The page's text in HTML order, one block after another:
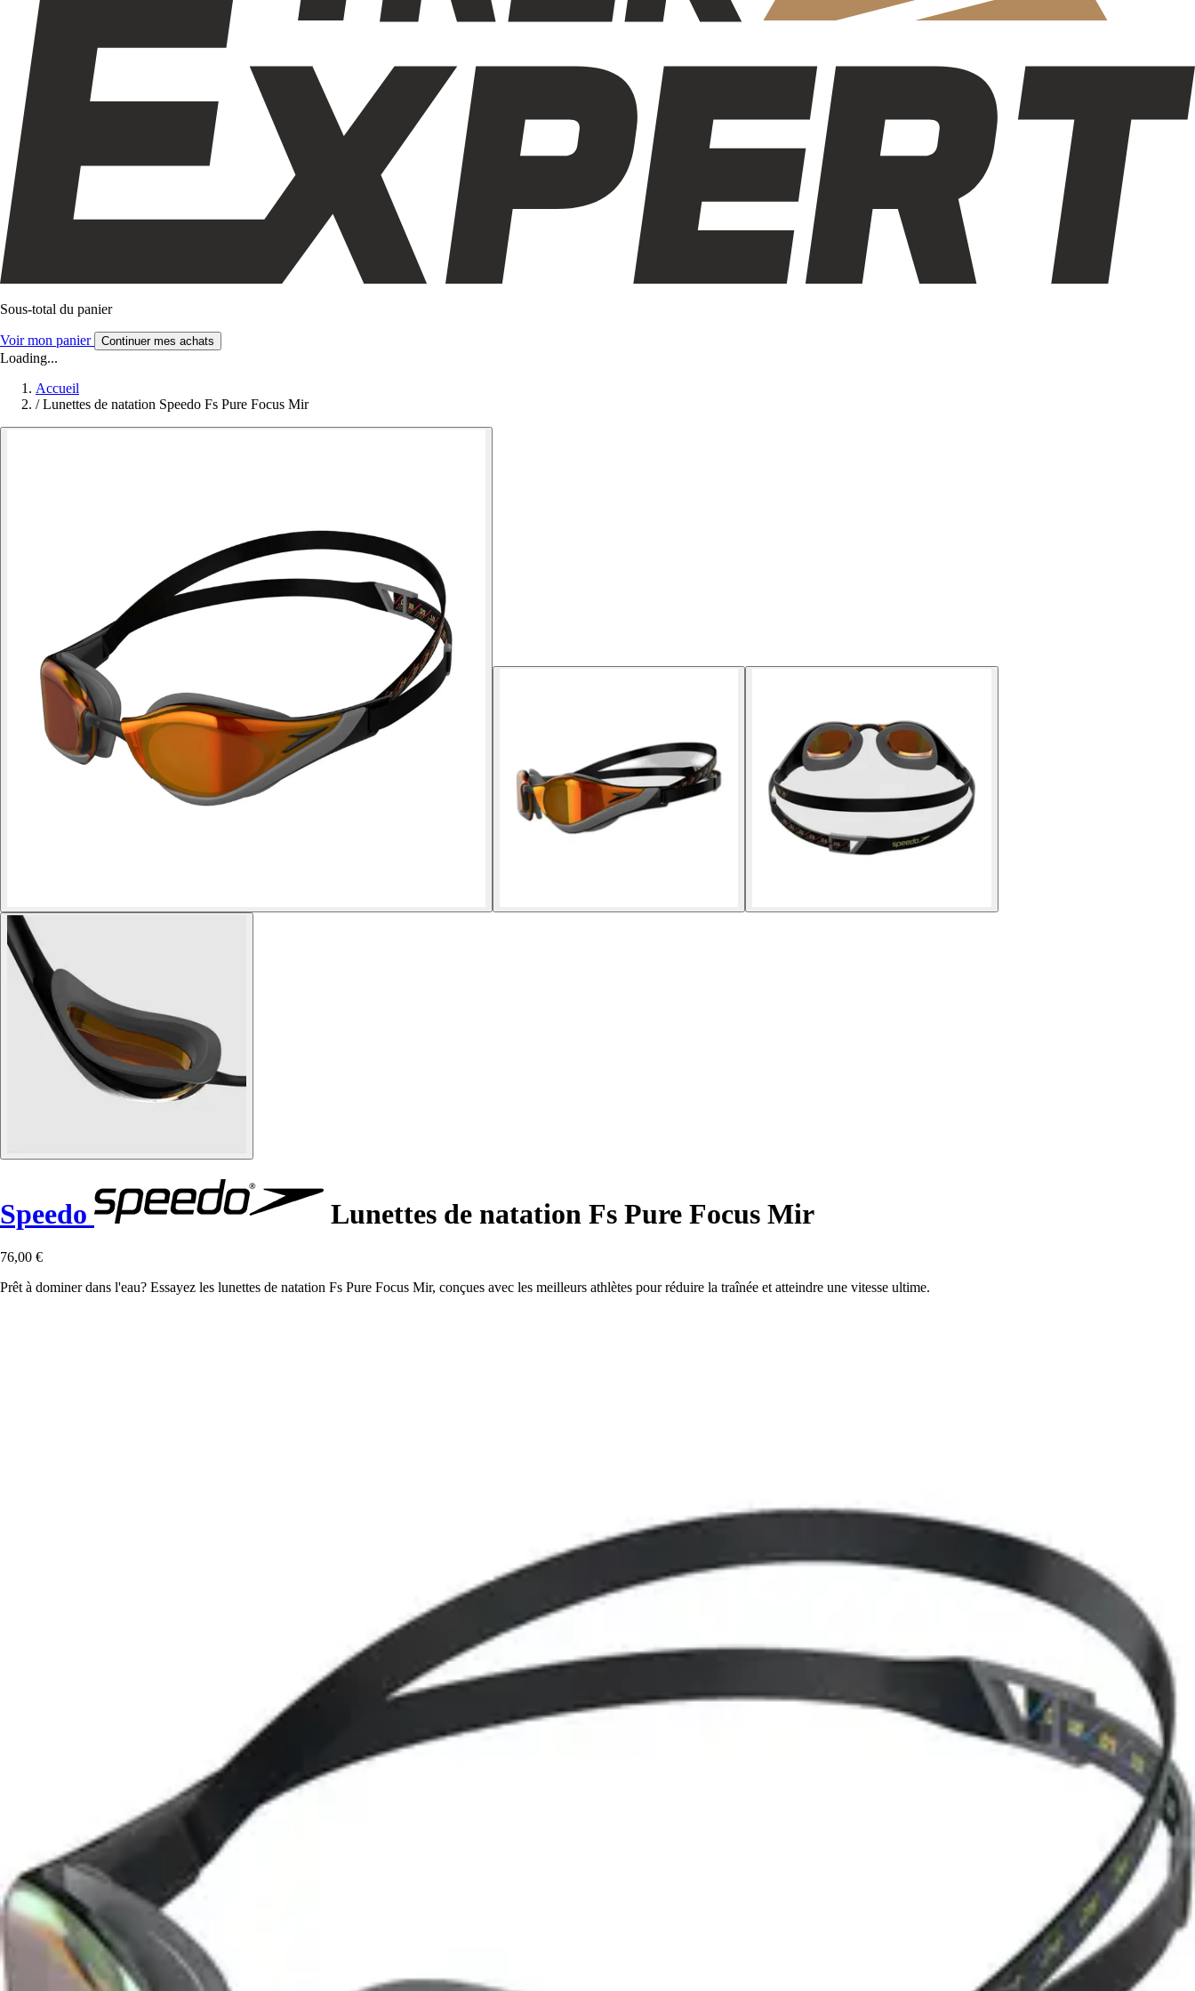
Sous-total du panier
Voir mon panier Continuer mes achats
Loading...
Accueil
/ Lunettes de natation Speedo Fs Pure Focus Mir
Speedo Lunettes de natation Fs Pure Focus Mir
76,00 €
Prêt à dominer dans l'eau? Essayez les lunettes de natation Fs Pure Focus Mir, conçues avec les meilleurs athlètes pour réduire la traînée et atteindre une vitesse ultime.